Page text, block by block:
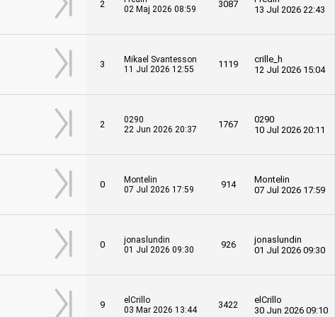
2
02 Maj 2026 08:59
3087
13 Jul 2026 22:43
3
Mikael Svantesson
11 Jul 2026 12:55
1119
crille_h
12 Jul 2026 15:04
2
0290
22 Jun 2026 20:37
1767
0290
10 Jul 2026 20:11
0
Montelin
07 Jul 2026 17:59
914
Montelin
07 Jul 2026 17:59
0
jonaslundin
01 Jul 2026 09:30
926
jonaslundin
01 Jul 2026 09:30
9
elCrillo
03 Mar 2026 13:44
3422
elCrillo
30 Jun 2026 09:10